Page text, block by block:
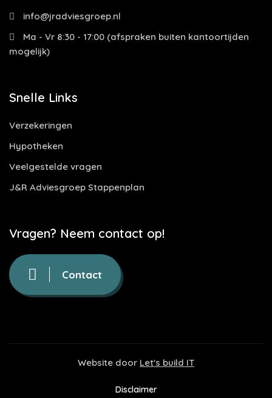
info@jradviesgroep.nl
Ma - Vr 8:30 - 17:00 (afspraken buiten kantoortijden
mogelijk)
Snelle Links
Verzekeringen
Hypotheken
Veelgestelde vragen
J&R Adviesgroep Stappenplan
Vragen? Neem contact op!
Contact
Website door Let's build IT
Disclaimer